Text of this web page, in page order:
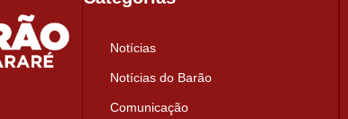
Notícias
Notícias do Barão
Comunicação